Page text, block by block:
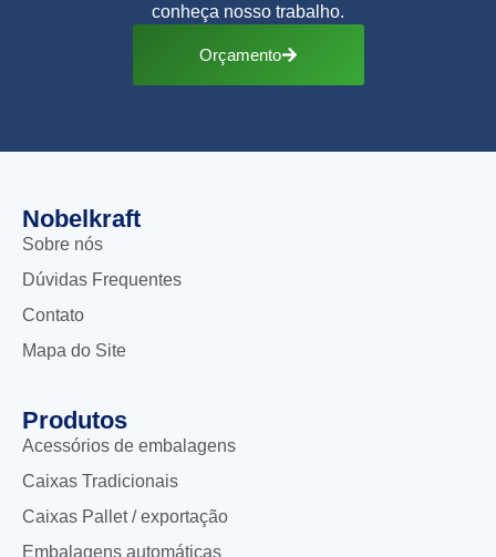
conheça nosso trabalho.
Orçamento
Nobelkraft
Sobre nós
Dúvidas Frequentes
Contato
Mapa do Site
Produtos
Acessórios de embalagens
Caixas Tradicionais
Caixas Pallet / exportação
Embalagens automáticas